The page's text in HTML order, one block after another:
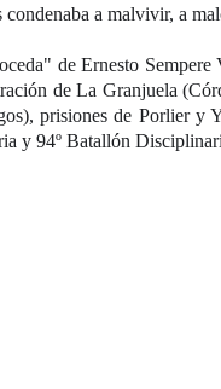
condenaba a malvivir, a
de Ernesto
de La Granjuela
prisiones de Porlier y
y 94º Batallón